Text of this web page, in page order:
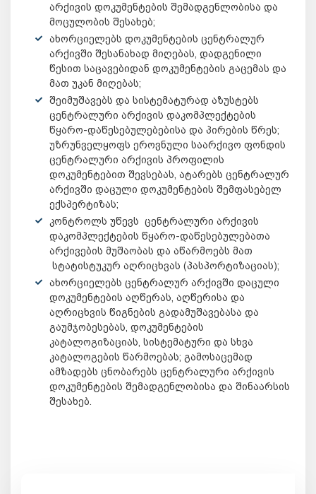
არქივის დოკუმენტების შემადგენლობისა და
მოცულობის შესახებ;
ახორციელებს დოკუმენტების ცენტრალურ
არქივში შესანახად მიღებას, დადგენილი
წესით საცავებიდან დოკუმენტების გაცემას და
მათ უკან მიღებას;
შეიმუშავებს და სისტემატურად აზუსტებს
ცენტრალური არქივის დაკომპლექტების
წყარო-დაწესებულებებისა და პირების წრეს;
უზრუნველყოფს ეროვნული საარქივო ფონდის
ცენტრალური არქივის პროფილის
დოკუმენტებით შევსებას, ატარებს ცენტრალურ
არქივში დაცული დოკუმენტების შემფასებელ
ექსპერტიზას;
კონტროლს უწევს ცენტრალური არქივის
დაკომპლექტების წყარო-დაწესებულებათა
არქივების მუშაობას და აწარმოებს მათ
სტატისტუკურ აღრიცხვას (პასპორტიზაციას);
ახორციელებს ცენტრალურ არქივში დაცული
დოკუმენტების აღწერას, აღწერისა და
აღრიცხვის წიგნების გადამუშავებასა და
გაუმჯობესებას, დოკუმენტების
კატალოგიზაციას, სისტემატური და სხვა
კატალოგების წარმოებას; გამოსაცემად
ამზადებს ცნობარებს ცენტრალური არქივის
დოკუმენტების შემადგენლობისა და შინაარსის
შესახებ.